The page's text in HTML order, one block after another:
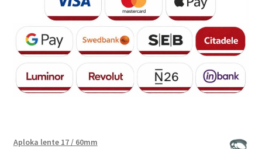
Aploka lente 17 / 60mm